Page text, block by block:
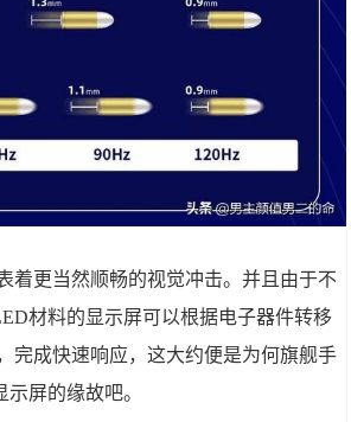
着更当然顺畅的视觉冲击。并且由于不
材料的显示屏可以根据电子器件转移
完成快速响应，这大约便是为何旗舰手
屏的缘故吧。